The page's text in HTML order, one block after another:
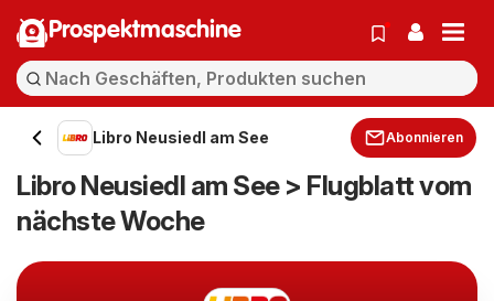
Prospektmaschine
Libro Neusiedl am See Abonnieren
Libro Neusiedl am See > Flugblatt vom
nächste Woche